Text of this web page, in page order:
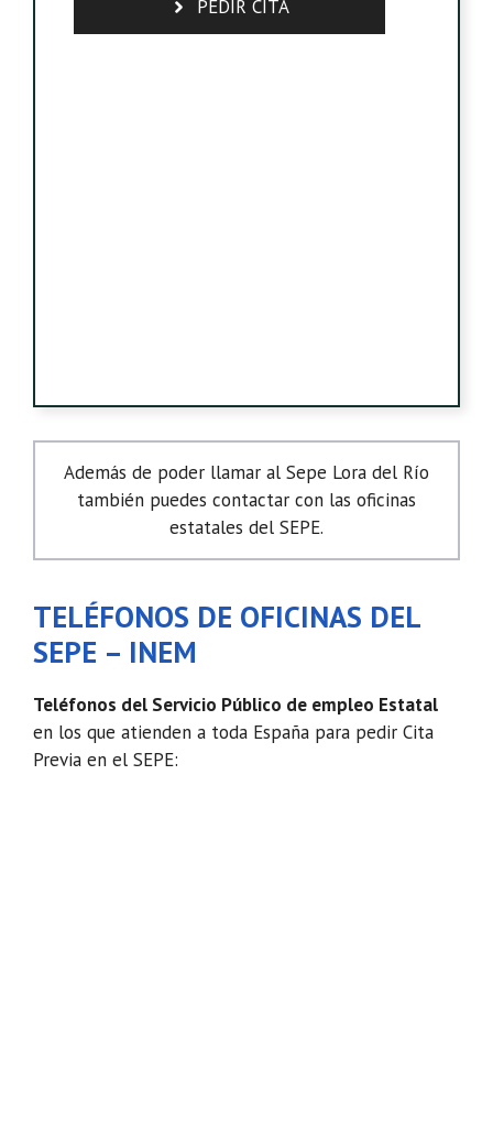
PEDIR CITA
Además de poder llamar al Sepe Lora del Río
también puedes contactar con las oficinas
estatales del SEPE.
TELÉFONOS DE OFICINAS DEL
SEPE – INEM
Teléfonos del Servicio Público de empleo Estatal
en los que atienden a toda España para pedir Cita
Previa en el SEPE: